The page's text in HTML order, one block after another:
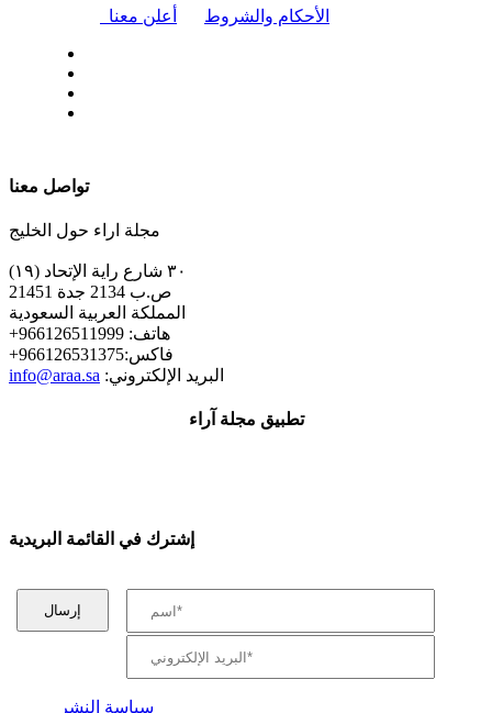
أعلن معنا الأحكام والشروط
تواصل معنا
مجلة اراء حول الخليج
٣٠ شارع راية الإتحاد (١٩)
ص.ب 2134 جدة 21451
المملكة العربية السعودية
+هاتف: 966126511999
+فاكس:966126531375
info@araa.sa :البريد الإلكتروني
تطبيق مجلة آراء
إشترك في القائمة البريدية
سياسة النشر